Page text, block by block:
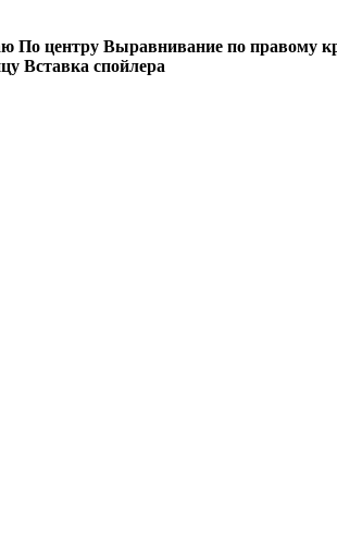
По центру Выравнивание по правому
Вставка спойлера